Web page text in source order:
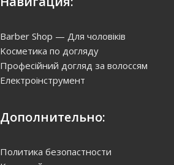
Barber Shop — Для чоловіків
Kосметика по догляду
Професійний догляд за волоссям
Електроінструмент
Дополнительно:
Политика безопастности